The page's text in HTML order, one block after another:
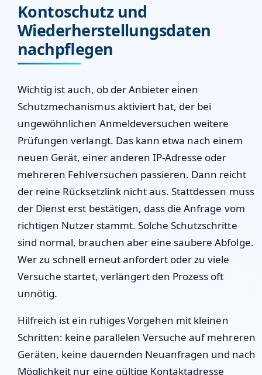
Kontoschutz und
Wiederherstellungsdaten
nachpflegen
Wichtig ist auch, ob der Anbieter einen
Schutzmechanismus aktiviert hat, der bei
ungewöhnlichen Anmeldeversuchen weitere
Prüfungen verlangt. Das kann etwa nach einem
neuen Gerät, einer anderen IP-Adresse oder
mehreren Fehlversuchen passieren. Dann reicht
der reine Rücksetzlink nicht aus. Stattdessen muss
der Dienst erst bestätigen, dass die Anfrage vom
richtigen Nutzer stammt. Solche Schutzschritte
sind normal, brauchen aber eine saubere Abfolge.
Wer zu schnell erneut anfordert oder zu viele
Versuche startet, verlängert den Prozess oft
unnötig.
Hilfreich ist ein ruhiges Vorgehen mit kleinen
Schritten: keine parallelen Versuche auf mehreren
Geräten, keine dauernden Neuanfragen und nach
Möglichkeit nur eine gültige Kontaktadresse